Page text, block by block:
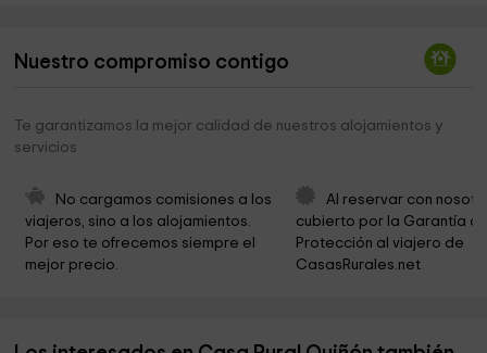
Fundación Santa María De Albarracín 6,5 km
Torre de Doña Blanca 6,6 km
Catedral de Albarracín 6,6 km
6,6 km
Nuestro compromiso contigo
Te garantizamos la mejor calidad de nuestros alojamientos y
servicios
No cargamos comisiones a los
viajeros, sino a los alojamientos.
Por eso te ofrecemos siempre el
mejor precio.
Al reservar con
cubierto por la Garantía
Protección al viajero de
CasasRurales.net